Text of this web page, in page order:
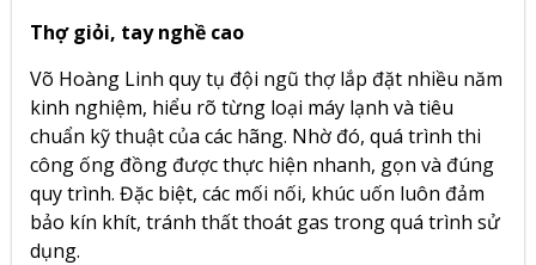
Thợ giỏi, tay nghề cao
Võ Hoàng Linh quy tụ đội ngũ thợ lắp đặt nhiều năm
kinh nghiệm, hiểu rõ từng loại máy lạnh và tiêu
chuẩn kỹ thuật của các hãng. Nhờ đó, quá trình thi
công ống đồng được thực hiện nhanh, gọn và đúng
quy trình. Đặc biệt, các mối nối, khúc uốn luôn đảm
bảo kín khít, tránh thất thoát gas trong quá trình sử
dụng.